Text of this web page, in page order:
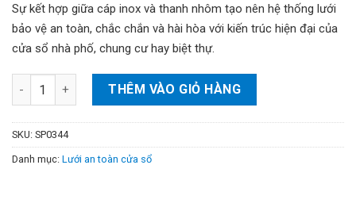
Sự kết hợp giữa cáp inox và thanh nhôm tạo nên hệ thống lưới
bảo vệ an toàn, chắc chắn và hài hòa với kiến trúc hiện đại của
cửa sổ nhà phố, chung cư hay biệt thự.
Lưới an toàn cửa sổ số lượngTHÊM VÀO GIỎ HÀNG
SKU: SP0344
Danh mục: Lưới an toàn cửa sổ